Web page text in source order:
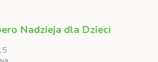
Nadzieja dla Dzieci